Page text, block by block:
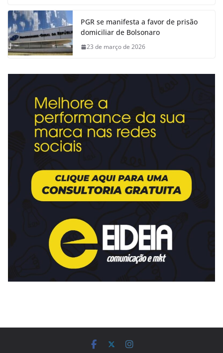
PGR se manifesta a favor de prisão
domiciliar de Bolsonaro
23 de março de 2026